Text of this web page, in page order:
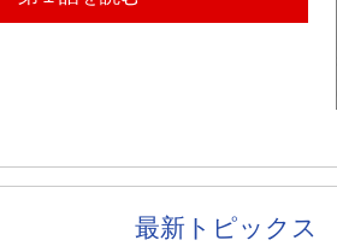
最新トピックス